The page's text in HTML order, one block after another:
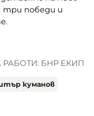
три победи и
БНР ЕКИП
куманов